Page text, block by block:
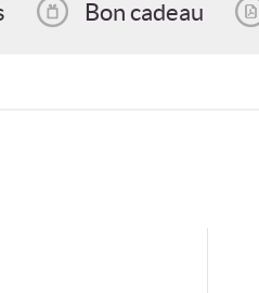
Bon cadeau